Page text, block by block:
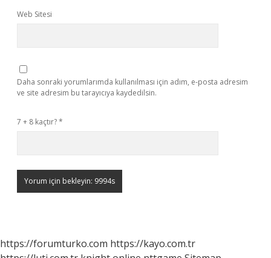
Web Sitesi
Daha sonraki yorumlarımda kullanılması için adım, e-posta adresim
ve site adresim bu tarayıcıya kaydedilsin.
7 + 8 kaçtır?*
https://forumturko.com https://kayo.com.tr